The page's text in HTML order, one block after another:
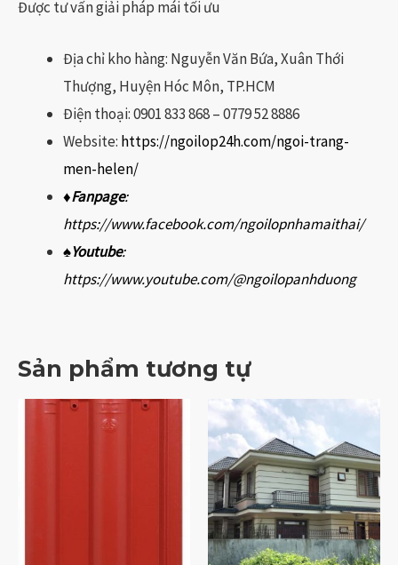
Được tư vấn giải pháp mái tối ưu
Địa chỉ kho hàng: Nguyễn Văn Bứa, Xuân Thới
Thượng, Huyện Hóc Môn, TP.HCM
Điện thoại: 0901 833 868 – 0779 52 8886
Website: https://ngoilop24h.com/ngoi-trang-
men-helen/
♦Fanpage:
https://www.facebook.com/ngoilopnhamaithai/
♠Youtube:
https://www.youtube.com/@ngoilopanhduong
Sản phẩm tương tự